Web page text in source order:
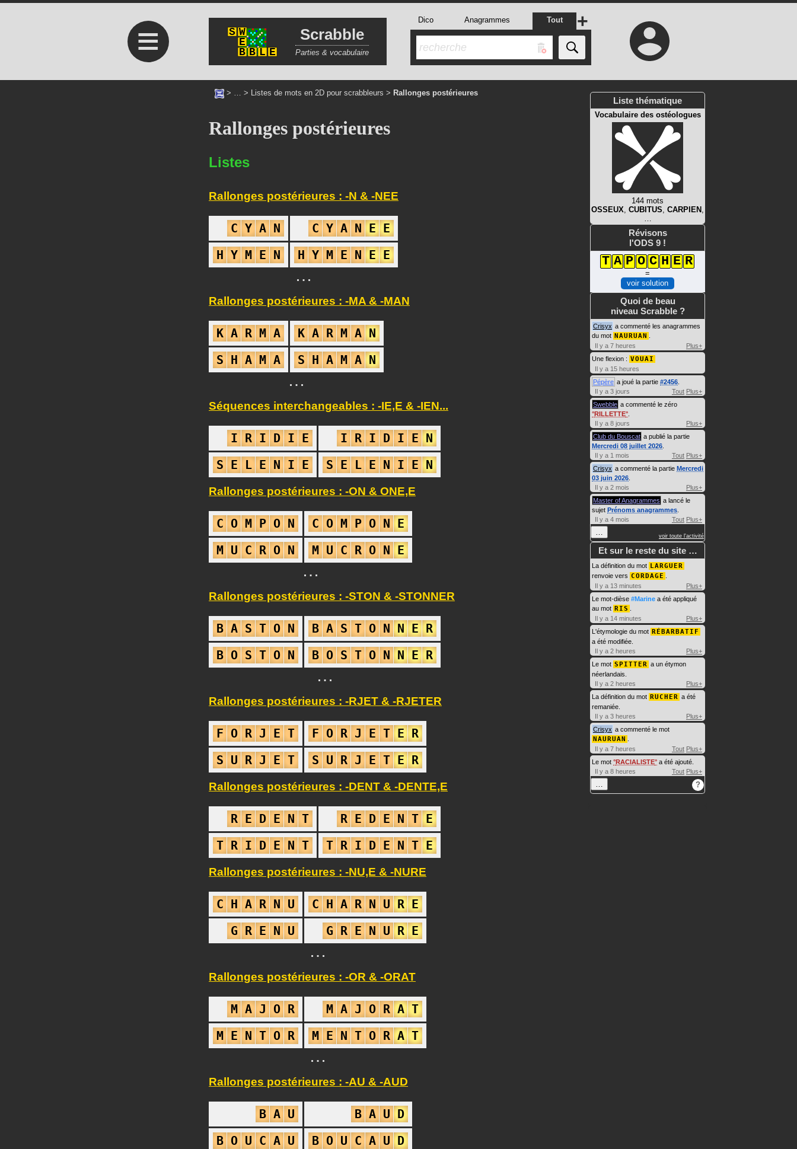
≡ Scrabble
Parties & vocabulaire
Dico Anagrammes Tout +
> … > Listes de mots en 2D pour scrabbleurs > Rallonges postérieures
Rallonges postérieures
Listes
Rallonges postérieures : -N & -NEE
C Y A N C Y A N E E
H Y M E N H Y M E N E E
…
Rallonges postérieures : -MA & -MAN
K A R M A K A R M A N
S H A M A S H A M A N
…
Séquences interchangeables : -IE,E & -IEN...
I R I D I E I R I D I E N
S E L E N I E S E L E N I E N
Rallonges postérieures : -ON & ONE,E
C O M P O N C O M P O N E
M U C R O N M U C R O N E
…
Rallonges postérieures : -STON & -STONNER
B A S T O N B A S T O N N E R
B O S T O N B O S T O N N E R
…
Rallonges postérieures : -RJET & -RJETER
F O R J E T F O R J E T E R
S U R J E T S U R J E T E R
Rallonges postérieures : -DENT & -DENTE,E
R E D E N T R E D E N T E
T R I D E N T T R I D E N T E
Rallonges postérieures : -NU,E & -NURE
C H A R N U C H A R N U R E
G R E N U G R E N U R E
…
Rallonges postérieures : -OR & -ORAT
M A J O R M A J O R A T
M E N T O R M E N T O R A T
…
Rallonges postérieures : -AU & -AUD
B A U B A U D
B O U C A U B O U C A U D
Liste thématique
Vocabulaire des ostéologues
144 mots
OSSEUX, CUBITUS, CARPIEN ,
…
Révisons
l'ODS 9 !
T A P O C H E R
=
voir solution
Quoi de beau
niveau Scrabble ?
Crisyx a commenté les anagrammes
du mot NAURUAN
Il y a 7 heures
Plus+
Une flexion : VOUAI
Il y a 15 heures
Pépère a joué la partie #2456
Il y a 3 jours
Tout Plus+
Swebble a commenté le zéro
RILLETTE
Il y a 8 jours
Plus+
Club du Bouscat a publié la partie
Mercredi 08 juillet 2026
Il y a 1 mois
Tout Plus+
Crisyx a commenté la partie Mercredi
03 juin 2026
Il y a 2 mois
Plus+
Master of Anagrammes a lancé le
sujet Prénoms anagrammes
Il y a 4 mois
Tout Plus+
… voir toute l'activité
Et sur le reste du site …
La définition du mot LARGUER
renvoie vers CORDAGE
Il y a 13 minutes
Plus+
Le mot-dièse #Marine a été appliqué
au mot RIS
Il y a 14 minutes
Plus+
L'étymologie du mot RÉBARBATIF
a été modifiée.
Il y a 2 heures
Plus+
Le mot SPITTER a un étymon
néerlandais.
Il y a 2 heures
Plus+
La définition du mot RUCHER a été
remaniée.
Il y a 3 heures
Plus+
Crisyx a commenté le mot
NAURUAN
Il y a 7 heures
Tout Plus+
Le mot RACIALISTE a été ajouté.
Il y a 8 heures
Tout Plus+
… ?